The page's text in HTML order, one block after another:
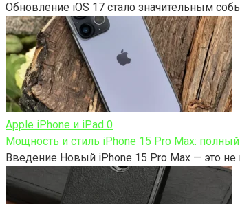
Обновление iOS 17 стало значительным
Apple iPhone и iPad 0
Мощность и стиль iPhone 15 Pro Max:
Введение Новый iPhone 15 Pro Max — это